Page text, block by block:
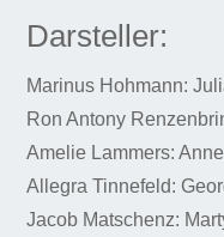
Darsteller:
Marinus Hohmann:
Ron Antony
Amelie Lammers: Anne
Allegra Tinnefeld:
Jacob Matschenz: